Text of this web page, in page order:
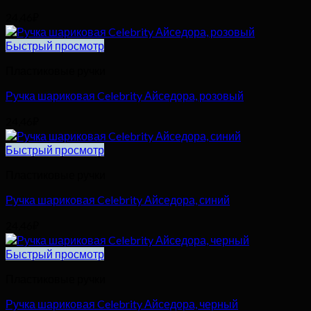
Быстрый просмотр
Ручка шариковая Celebrity Айседора, розовый
Быстрый просмотр
Ручка шариковая Celebrity Айседора, синий
Быстрый просмотр
Ручка шариковая Celebrity Айседора, черный